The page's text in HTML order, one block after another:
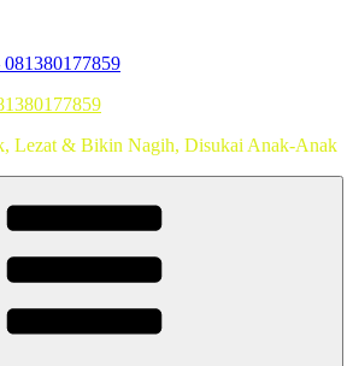
Lezat & Bikin Nagih, Disukai Anak-Anak